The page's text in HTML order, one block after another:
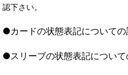
認下さい。
●カードの状態表記についての
●スリーブの状態表記について